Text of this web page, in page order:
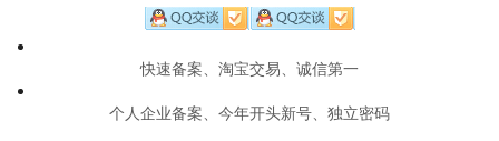
快速备案、淘宝交易、诚信第一
个人企业备案、今年开头新号、独立密码